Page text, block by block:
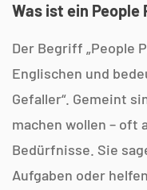
Was ist ein People
Der Begriff „People
Englischen und
Gefaller“. Gemeint
machen wollen – oft
Bedürfnisse. Sie
Aufgaben oder